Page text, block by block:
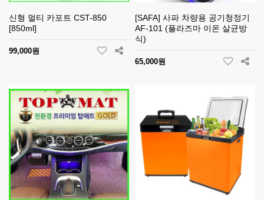
신형 멀티 카포트 CST-850
[850ml]
99,000원
[SAFA] 사파 차량용 공기청정기
AF-101 (플라즈마 이온 살균방
식)
65,000원